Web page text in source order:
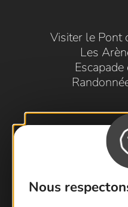
Nous
Visiter le Pont
Les